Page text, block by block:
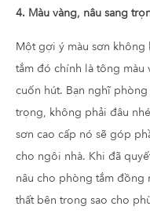
4. Màu vàng, nâu sang
Một gợi ý màu sơn
tắm đó chính là tông màu
cuốn hút. Bạn nghĩ
trọng, không phải đâu
sơn cao cấp nó sẽ góp
cho ngôi nhà. Khi đã
nâu cho phòng tắm đồng
thất bên trong sao cho